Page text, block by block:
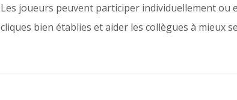
Les joueurs peuvent participer individuellement ou
cliques bien établies et aider les collègues à mieux